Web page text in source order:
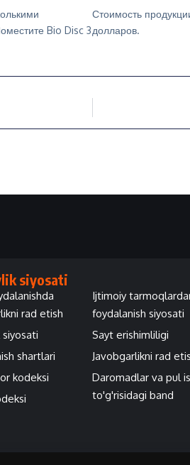
Bio Disc 3
Стоимость
долларов.
siyosati
rad etish
shartlari
kodeksi
Ijtimoiy
foydalanish siyosati
Sayt erishimliligi
Javobgarlikni rad
Daromadlar va pul
to'g'risidagi band